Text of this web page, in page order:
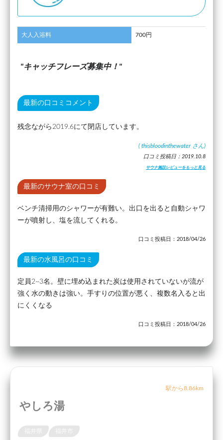
大人入浴料 700円
キャッチフレーズ募集中！
最新の口コミコメント
残念ながら2019.6にて閉店しています。
( thisbloodinthewater さん)
口コミ投稿日：2019.10.8
サウナ施設レビューをもっと見る
最新のサウナ室の口コミ
ベンチ清掃用のシャワーが有難い。出口を出ると自動シャワ
ーが噴射し、塩を流してくれる。
口コミ投稿日：2018/04/26
最新の水風呂の口コミ
定員2~3名。壁に埋め込まれた炭は使用されていないが流が
強く水の動きは強い。手すりの位置が悪く、複数名入ると出
にくくなる
口コミ投稿日：2018/04/26
駅から8.86km
やしろ湯